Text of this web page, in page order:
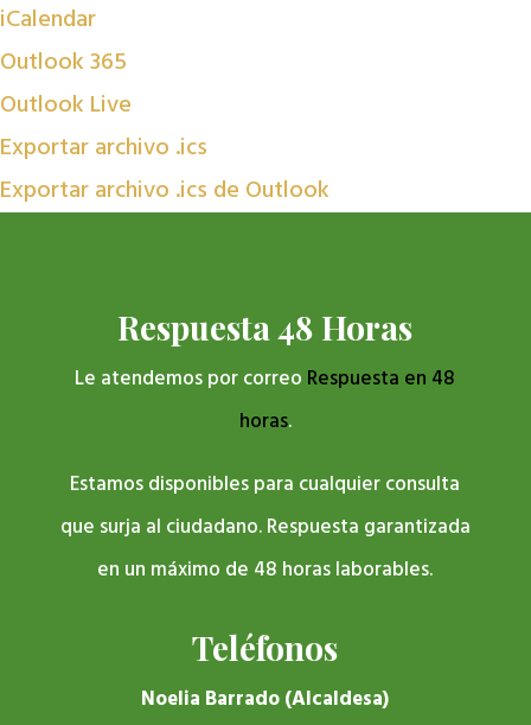
iCalendar
Outlook 365
Outlook Live
Exportar archivo .ics
Exportar archivo .ics de Outlook
Respuesta 48 Horas
Le atendemos por correo Respuesta en 48
horas.
Estamos disponibles para cualquier consulta
que surja al ciudadano. Respuesta garantizada
en un máximo de 48 horas laborables.
Teléfonos
Noelia Barrado (Alcaldesa)